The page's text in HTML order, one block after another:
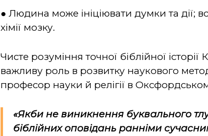
● Людина може ініціювати думки та дії;
хімії мозку.
Чисте розуміння точної біблійної
важливу роль в розвитку наукового
професор науки й релігії в
«Якби не виникнення буквального
біблійних оповідань ранніми